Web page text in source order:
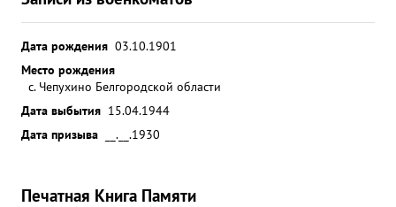
Дата рождения 03.10.1901
Место рождения
с. Чепухино Белгородской области
Дата выбытия 15.04.1944
Дата призыва
__.__.1930
Печатная Книга Памяти